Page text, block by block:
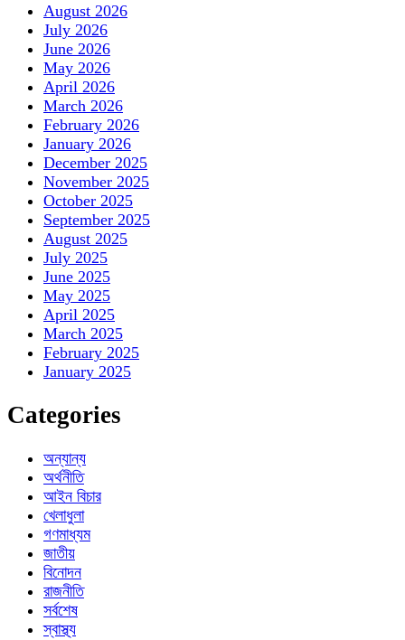
August 2026
July 2026
June 2026
May 2026
April 2026
March 2026
February 2026
January 2026
December 2025
November 2025
October 2025
September 2025
August 2025
July 2025
June 2025
May 2025
April 2025
March 2025
February 2025
January 2025
Categories
অন্যান্য
অর্থনীতি
আইন বিচার
খেলাধুলা
গণমাধ্যম
জাতীয়
বিনোদন
রাজনীতি
সর্বশেষ
স্বাস্থ্য